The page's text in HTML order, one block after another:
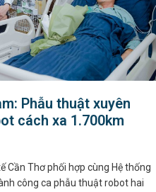
Phẫu thuật xuyên
cách xa 1.700km
Cần Thơ phối hợp cùng Hệ thống
công ca phẫu thuật robot hai